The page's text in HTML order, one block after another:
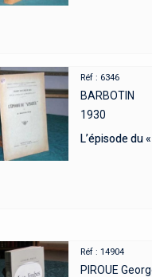
Réf : 6346
BARBOTIN
1930
L’épisode du
Réf : 14904
PIROUE